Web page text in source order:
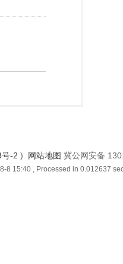
-2 ) 网站地图 冀公网安备
8 15:40 , Processed in 0.012637